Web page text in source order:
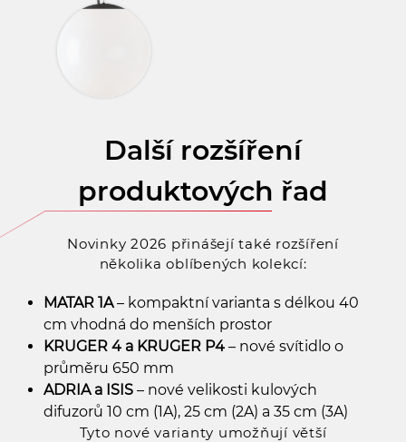
Další rozšíření
produktových řad
Novinky 2026 přinášejí také rozšíření
několika oblíbených kolekcí:
MATAR 1A– kompaktní varianta s délkou 40
cm vhodná do menších prostor
KRUGER 4 a KRUGER P4 – nové svítidlo o
průměru 650 mm
ADRIA a ISIS – nové velikosti kulových
difuzorů 10 cm (1A), 25 cm (2A) a 35 cm (3A)
Tyto nové varianty umožňují větší